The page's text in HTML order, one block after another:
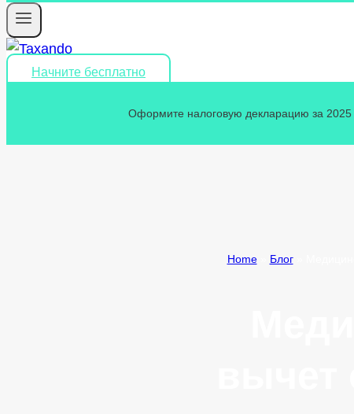
Начните бесплатно
Оформите налоговую декларацию за 2025
Home» Блог»